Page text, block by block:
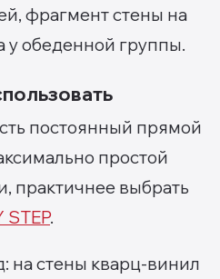
фрагмент стены на
у обеденной группы.
постоянный прямой
простой
практичнее выбрать
.
на стены кварц-винил